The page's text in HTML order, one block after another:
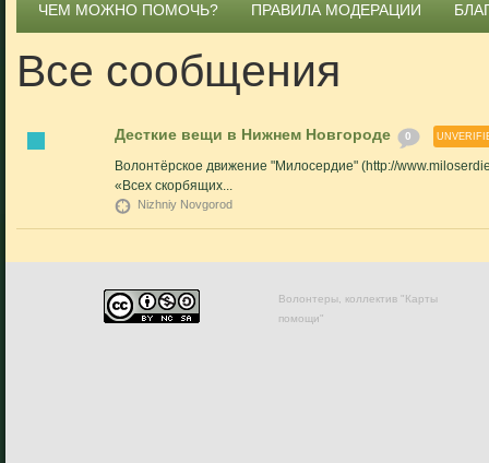
ЧЕМ МОЖНО ПОМОЧЬ?
ПРАВИЛА МОДЕРАЦИИ
Все сообщения
Десткие вещи в Нижнем Новгороде 0
Волонтёрское движение "Милосердие" (http://
«Всех скорбящих...
Nizhniy Novgorod
Волонтеры, коллектив "Карты
помощи"